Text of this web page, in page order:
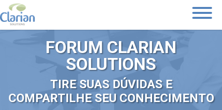
Toggle
FORUM CLARIAN
SOLUTIONS
TIRE SUAS DÚVIDAS E
COMPARTILHE SEU CONHECIMENTO